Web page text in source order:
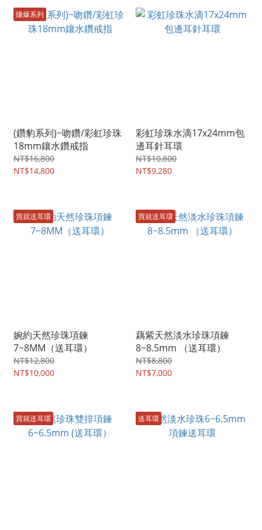
賺爆系列
(鑽豹系列)~吻鑽/彩虹珍珠
18mm鑲水鑽戒指
NT$16,800
NT$14,800
彩虹珍珠水滴17x24mm包
邊耳針耳環
NT$10,800
NT$9,280
買就送耳環
婉約天然珍珠項鍊
7~8MM（送耳環）
NT$12,800
NT$10,000
買就送耳環
藕紫天然淡水珍珠項鍊
8~8.5mm （送耳環）
NT$8,800
NT$7,000
買就送耳環 送耳環